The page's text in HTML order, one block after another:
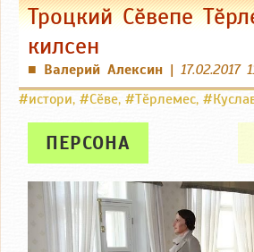
Троцкий Сӗвепе
килсен
■ Валерий Алексин | 17.02.2017
#истори, #Сӗве, #Тӗрлемес,
ПЕРСОНА